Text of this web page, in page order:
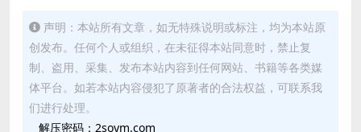
声明：本站所有文章，如无特殊说明或标注，均为本站原
创发布。任何个人或组织，在未征得本站同意时，禁止复
制、盗用、采集、发布本站内容到任何网站、书籍等各类媒
体平台。如若本站内容侵犯了原著者的合法权益，可联系我
们进行处理。
解压密码：2soym.com